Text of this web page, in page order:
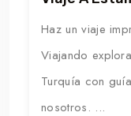
Haz un viaje
Viajando
Turquía con
nosotros. ...